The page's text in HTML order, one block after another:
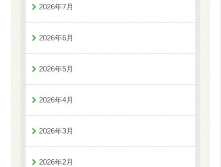
2026年7月
2026年6月
2026年5月
2026年4月
2026年3月
2026年2月